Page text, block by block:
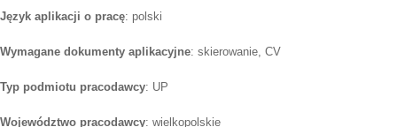
Język aplikacji o pracę: polski
Wymagane dokumenty aplikacyjne: skierowanie, CV
Typ podmiotu pracodawcy: UP
Województwo pracodawcy: wielkopolskie